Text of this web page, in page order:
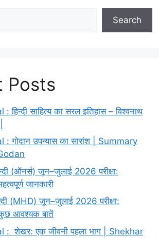
Search
Posts
साहित्य का सरल इतिहास – विश्वनाथ
गोदान उपन्यास का सारांश | Summary
(ऑनर्स) जून–जुलाई 2026 परीक्षा:
जानकारी
(MHD) जून–जुलाई 2026 परीक्षा:
कुछ आवश्यक बातें
: शेखर: एक जीवनी पहला भाग | Shekhar